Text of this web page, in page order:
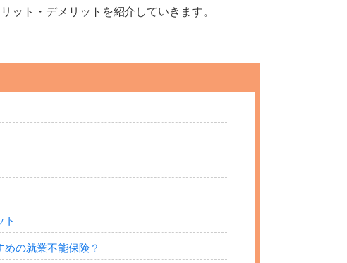
ット・デメリットを紹介していきます。
ト
めの就業不能保険？